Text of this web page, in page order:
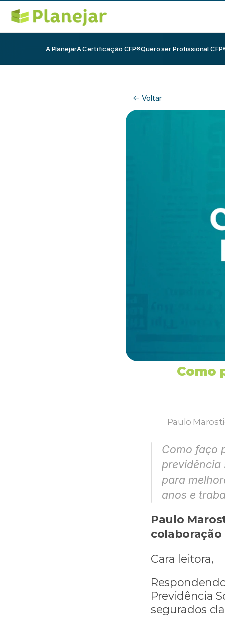
A PlanejarA Certificação CFP®Quero ser Profissional
<- Voltar
Como
Paulo
Como faço
previdência
para
anos e
Paulo
Cara leitora,
Previdência
segurados